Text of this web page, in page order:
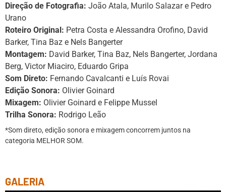
Direção de Fotografia: João Atala, Murilo Salazar e Pedro
Urano
Roteiro Original: Petra Costa e Alessandra Orofino, David
Barker, Tina Baz e Nels Bangerter
Montagem: David Barker, Tina Baz, Nels Bangerter, Jordana
Berg, Victor Miaciro, Eduardo Gripa
Som Direto: Fernando Cavalcanti e Luís Rovai
Edição Sonora: Olivier Goinard
Mixagem: Olivier Goinard e Felippe Mussel
Trilha Sonora: Rodrigo Leão
*Som direto, edição sonora e mixagem concorrem juntos na
categoria MELHOR SOM.
GALERIA